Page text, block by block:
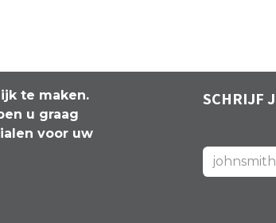
te maken.
u graag
voor uw
SCHRIJF